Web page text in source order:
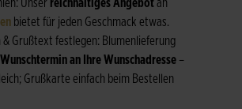
Unser reichhaltiges Angebotan
bietet für jeden Geschmack etwas.
& Grußtext festlegen: Blumenlieferung
an Ihre Wunschadresse –
Grußkarte einfach beim Bestellen